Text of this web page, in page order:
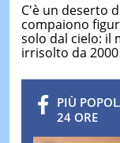
C'è un deserto
compaiono
solo dal cielo: il
irrisolto da 2000
PIÙ
24 ORE